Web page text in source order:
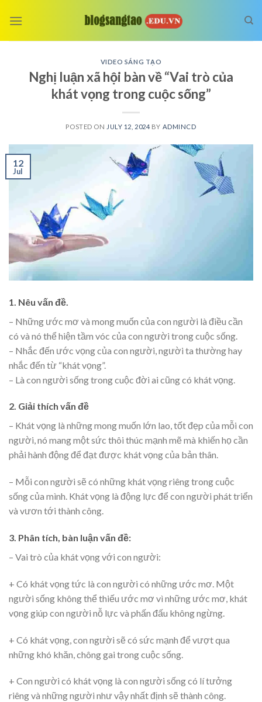
VIDEO SÁNG TẠO
Nghị luận xã hội bàn về “Vai trò của
khát vọng trong cuộc sống”
POSTED ON JULY 12, 2024 BY ADMINCD
12
Jul
1. Nêu vấn đề.
– Những ước mơ và mong muốn của con người là điều cần
có và nó thể hiện tầm vóc của con người trong cuộc sống.
– Nhắc đến ước vọng của con người, người ta thường hay
nhắc đến từ “khát vọng”.
– Là con người sống trong cuộc đời ai cũng có khát vọng.
2. Giải thích vấn đề
– Khát vọng là những mong muốn lớn lao, tốt đẹp của mỗi con
người, nó mang một sức thôi thúc mạnh mẽ mà khiến họ cần
phải hành động để đạt được khát vọng của bản thân.
– Mỗi con người sẽ có những khát vọng riêng trong cuộc
sống của mình. Khát vọng là động lực để con người phát triển
và vươn tới thành công.
3. Phân tích, bàn luận vấn đề:
– Vai trò của khát vọng với con người:
+ Có khát vọng tức là con người có những ước mơ. Một
người sống không thể thiếu ước mơ vì những ước mơ, khát
vọng giúp con người nỗ lực và phấn đấu không ngừng.
+ Có khát vọng, con người sẽ có sức mạnh để vượt qua
những khó khăn, chông gai trong cuộc sống.
+ Con người có khát vọng là con người sống có lí tưởng
riêng và những người như vậy nhất định sẽ thành công.